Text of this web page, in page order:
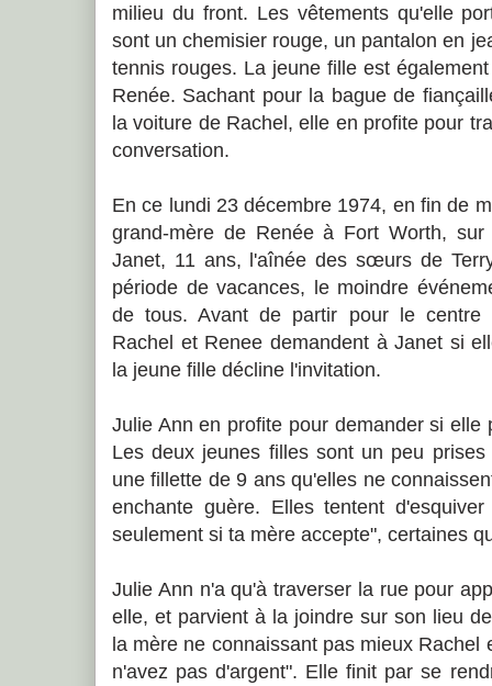
milieu du front. Les vêtements qu'elle
sont un chemisier rouge, un pantalon en
tennis rouges. La jeune fille est
Renée. Sachant pour la bague de
la voiture de Rachel, elle en profite pour
conversation.
En ce lundi 23 décembre 1974, en fin de
grand-mère de Renée à Fort Worth,
Janet, 11 ans, l'aînée des sœurs de
période de vacances, le moindre
de tous. Avant de partir pour le centre
Rachel et Renee demandent à Janet si
la jeune fille décline l'invitation.
Julie Ann en profite pour demander si
Les deux jeunes filles sont un peu
une fillette de 9 ans qu'elles ne
enchante guère. Elles tentent
seulement si ta mère accepte", certaines
Julie Ann n'a qu'à traverser la rue pour
elle, et parvient à la joindre sur son lieu
la mère ne connaissant pas mieux Rachel
n'avez pas d'argent". Elle finit par se